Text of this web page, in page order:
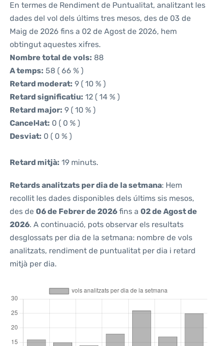
En termes de Rendiment de Puntualitat, analitzant les
dades del vol dels últims tres mesos, des de 03 de
Maig de 2026 fins a 02 de Agost de 2026, hem
obtingut aquestes xifres.
Nombre total de vols: 88
A temps: 58 ( 66 % )
Retard moderat: 9 ( 10 % )
Retard significatiu: 12 ( 14 % )
Retard major: 9 ( 10 % )
Cancel·lat: 0 ( 0 % )
Desviat: 0 ( 0 % )
Retard mitjà: 19 minuts.
Retards analitzats per dia de la setmana: Hem
recollit les dades disponibles dels últims sis mesos,
des de 06 de Febrer de 2026 fins a 02 de Agost de
2026. A continuació, pots observar els resultats
desglossats per dia de la setmana: nombre de vols
analitzats, rendiment de puntualitat per dia i retard
mitjà per dia.